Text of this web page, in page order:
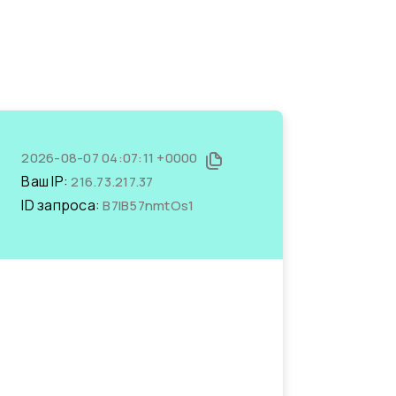
2026-08-07 04:07:11 +0000
Ваш IP:216.73.217.37
ID запроса:B7IB57nmtOs1